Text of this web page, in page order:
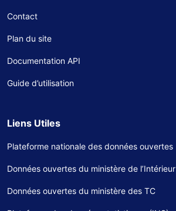
Contact
Plan du site
Documentation API
Guide d’utilisation
Liens Utiles
Plateforme nationale des données ouvertes
Données ouvertes du ministère de l’Intérieur
Données ouvertes du ministère des TC